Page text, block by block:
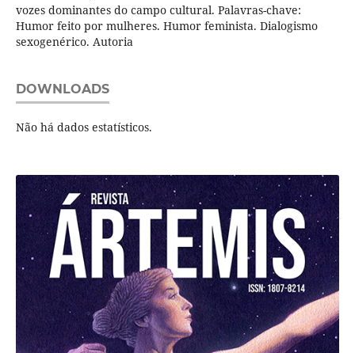
vozes dominantes do campo cultural. Palavras-chave:
Humor feito por mulheres. Humor feminista. Dialogismo
sexogenérico. Autoria
DOWNLOADS
Não há dados estatísticos.